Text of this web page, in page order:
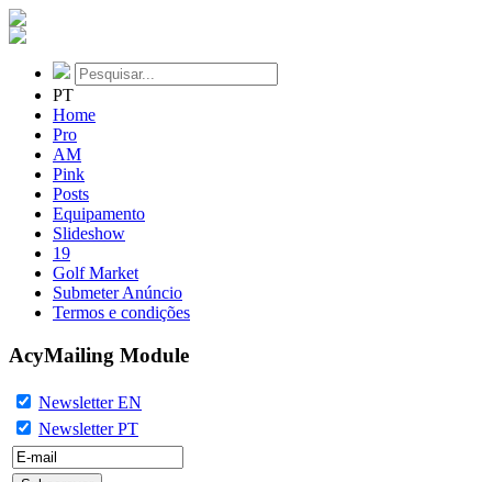
PT
Home
Pro
AM
Pink
Posts
Equipamento
Slideshow
19
Golf Market
Submeter Anúncio
Termos e condições
AcyMailing Module
Newsletter EN
Newsletter PT